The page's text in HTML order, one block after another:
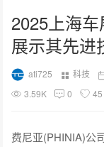
2025上海
展示其先进
ati725 科技
3.59K
0 45
费尼亚(PHINIA)公